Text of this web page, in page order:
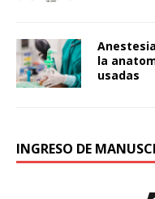
la
usadas
INGRESO DE